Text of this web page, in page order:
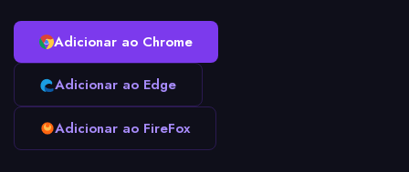
Adicionar ao Chrome
Adicionar ao Edge
Adicionar ao FireFox